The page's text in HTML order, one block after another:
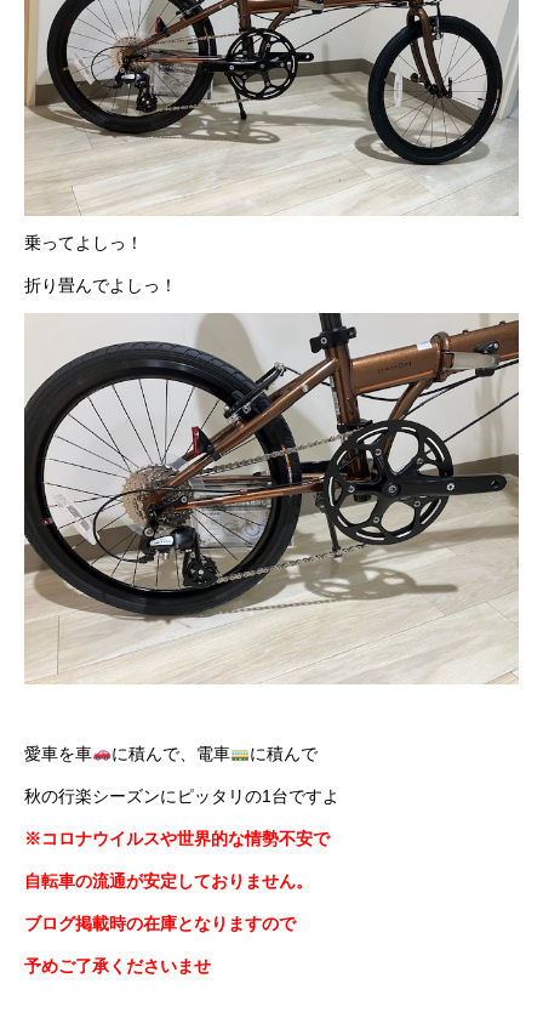
法人様
法人様向け割引
その他
個人情報保護
乗ってよしっ！
折り畳んでよしっ！
愛車を車 に積んで、電車 に積んで
秋の行楽シーズンにピッタリの1台ですよ
※コロナウイルスや世界的な情勢不安で
自転車の流通が安定しておりません。
ブログ掲載時の在庫となりますので
予めご了承くださいませ